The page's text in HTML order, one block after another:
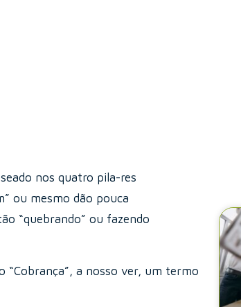
nos quatro pila-res
ou mesmo dão pouca
“quebrando” ou fazendo
“Cobrança”, a nosso ver, um termo